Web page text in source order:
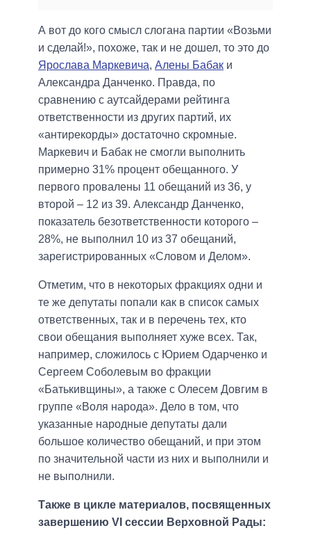
А вот до кого смысл слогана партии «Возьми
и сделай!», похоже, так и не дошел, то это до
Ярослава Маркевича, Алены Бабак и
Александра Данченко. Правда, по
сравнению с аутсайдерами рейтинга
ответственности из других партий, их
«антирекорды» достаточно скромные.
Маркевич и Бабак не смогли выполнить
примерно 31% процент обещанного. У
первого провалены 11 обещаний из 36, у
второй – 12 из 39. Александр Данченко,
показатель безответственности которого –
28%, не выполнил 10 из 37 обещаний,
зарегистрированных «Словом и Делом».
Отметим, что в некоторых фракциях одни и
те же депутаты попали как в список самых
ответственных, так и в перечень тех, кто
свои обещания выполняет хуже всех. Так,
например, сложилось с Юрием Одарченко и
Сергеем Соболевым во фракции
«Батькивщины», а также с Олесем Довгим в
группе «Воля народа». Дело в том, что
указанные народные депутаты дали
большое количество обещаний, и при этом
по значительной части из них и выполнили и
не выполнили.
Также в цикле материалов, посвященных
завершению VI сессии Верховной Рады: